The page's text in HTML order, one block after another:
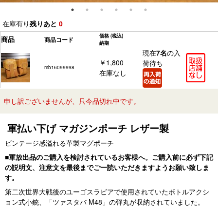
在庫有り残りあと 0
商品
商品コード 価格 (税込)
納期
mb16099998
￥1,800
在庫なし
現在7名の入
荷待ち
申し訳ございませんが、只今品切れ中です。
軍払い下げ マガジンポーチ レザー製
ビンテージ感溢れる革製マグポーチ
■軍放出品のご購入を検討されているお客様へ。ご購入前に必ず下記
の説明文、注意文を最後までご一読いただきますようお願い致しま
す。
第二次世界大戦後のユーゴスラビアで使用されていたボトルアクシ
ョン式小銃、「ツァスタバ M48」の弾丸が収納されていました。